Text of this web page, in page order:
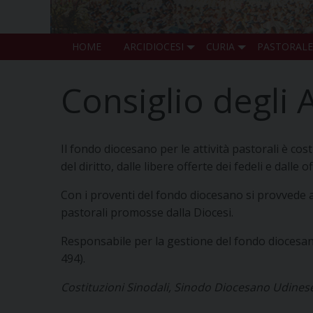
HOME ARCIDIOCESI CURIA PASTORALE
Consiglio degli
Il fondo diocesano per le attività pastorali è
del diritto, dalle libere offerte dei fedeli e dalle
Con i proventi del fondo diocesano si
pastorali promosse dalla Diocesi.
Responsabile per la gestione del fondo
494).
Costituzioni Sinodali, Sinodo Diocesano